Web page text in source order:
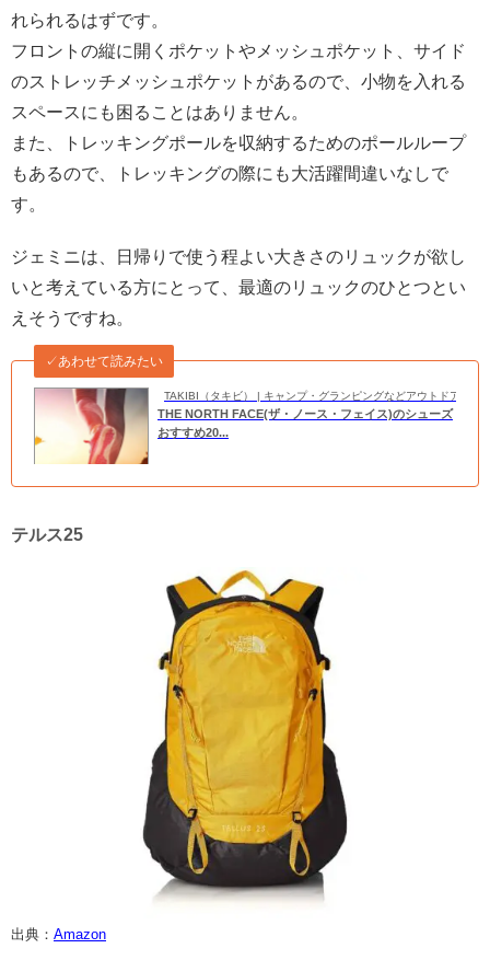
れられるはずです。
フロントの縦に開くポケットやメッシュポケット、サイド
のストレッチメッシュポケットがあるので、小物を入れる
スペースにも困ることはありません。
また、トレッキングポールを収納するためのポールループ
もあるので、トレッキングの際にも大活躍間違いなしで
す。
ジェミニは、日帰りで使う程よい大きさのリュックが欲し
いと考えている方にとって、最適のリュックのひとつとい
えそうですね。
TAKIBI（タキビ） | キャンプ・グランピングなどアウトドアの総
✓あわせて読みたい
THE NORTH FACE(ザ・ノース・フェイス)のシューズ
おすすめ20...
テルス25
出典： Amazon